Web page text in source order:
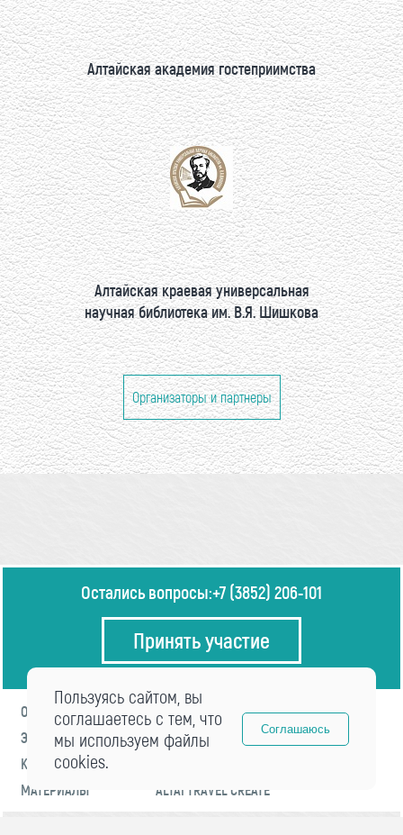
Алтайская академия гостеприимства
Алтайская краевая универсальная
научная библиотека им. В.Я. Шишкова
Организаторы и партнеры
Остались вопросы:+7 (3852) 206-101
Принять участие
О ФОРУМЕ
ПРОГРАММА
ЭКСПЕРТЫ
НОВОСТИ
КОНТАКТЫ
МАТЕРИАЛЫ
ALTAI TRAVEL CREATE
Пользуясь сайтом, вы
соглашаетесь с тем, что
мы используем файлы
cookies.
Соглашаюсь